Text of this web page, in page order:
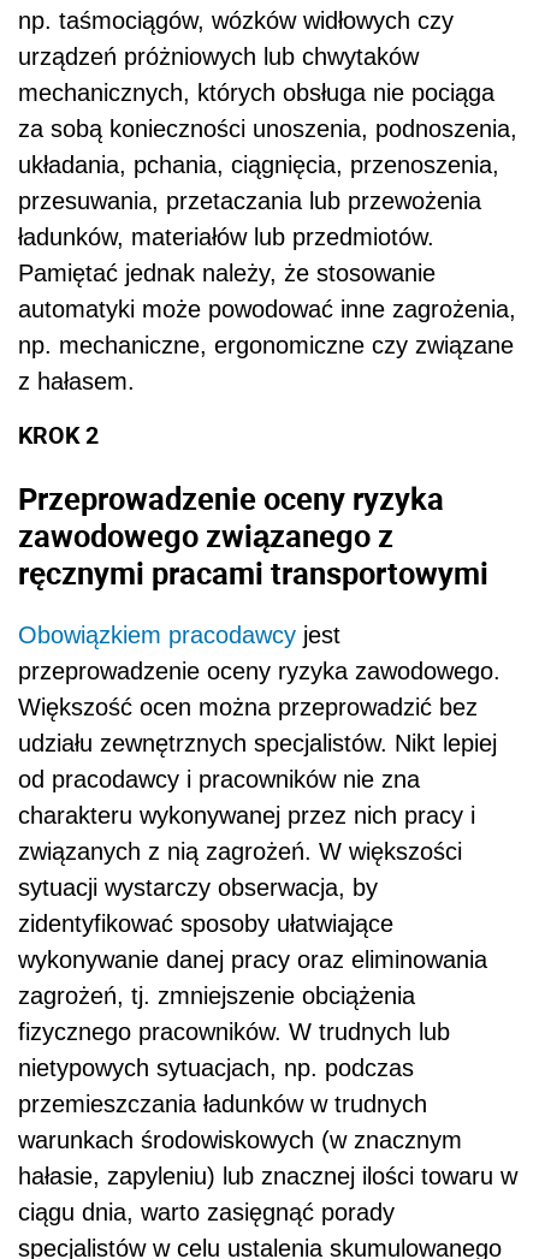
np. taśmociągów, wózków widłowych czy
urządzeń próżniowych lub chwytaków
mechanicznych, których obsługa nie pociąga
za sobą konieczności unoszenia, podnoszenia,
układania, pchania, ciągnięcia, przenoszenia,
przesuwania, przetaczania lub przewożenia
ładunków, materiałów lub przedmiotów.
Pamiętać jednak należy, że stosowanie
automatyki może powodować inne zagrożenia,
np. mechaniczne, ergonomiczne czy związane
z hałasem.
KROK 2
Przeprowadzenie oceny ryzyka
zawodowego związanego z
ręcznymi pracami transportowymi
Obowiązkiem pracodawcy jest
przeprowadzenie oceny ryzyka zawodowego.
Większość ocen można przeprowadzić bez
udziału zewnętrznych specjalistów. Nikt lepiej
od pracodawcy i pracowników nie zna
charakteru wykonywanej przez nich pracy i
związanych z nią zagrożeń. W większości
sytuacji wystarczy obserwacja, by
zidentyfikować sposoby ułatwiające
wykonywanie danej pracy oraz eliminowania
zagrożeń, tj. zmniejszenie obciążenia
fizycznego pracowników. W trudnych lub
nietypowych sytuacjach, np. podczas
przemieszczania ładunków w trudnych
warunkach środowiskowych (w znacznym
hałasie, zapyleniu) lub znacznej ilości towaru w
ciągu dnia, warto zasięgnąć porady
specjalistów w celu ustalenia skumulowanego